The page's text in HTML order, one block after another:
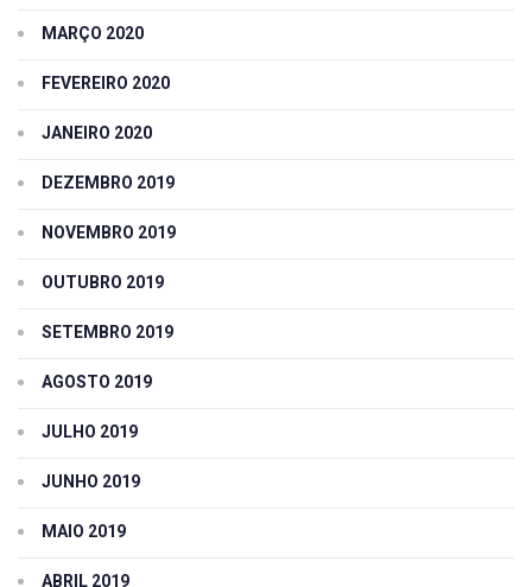
MARÇO 2020
FEVEREIRO 2020
JANEIRO 2020
DEZEMBRO 2019
NOVEMBRO 2019
OUTUBRO 2019
SETEMBRO 2019
AGOSTO 2019
JULHO 2019
JUNHO 2019
MAIO 2019
ABRIL 2019